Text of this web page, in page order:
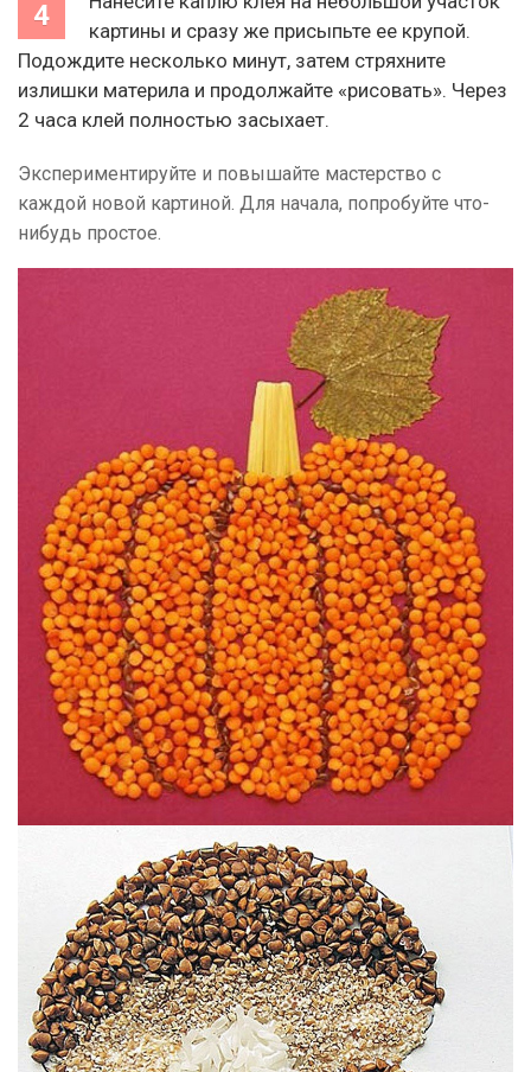
картины и сразу же присыпьте ее крупой.
Подождите несколько минут, затем стряхните
излишки материла и продолжайте «рисовать». Через
2 часа клей полностью засыхает.
Экспериментируйте и повышайте мастерство с
каждой новой картиной. Для начала, попробуйте что-
нибудь простое.